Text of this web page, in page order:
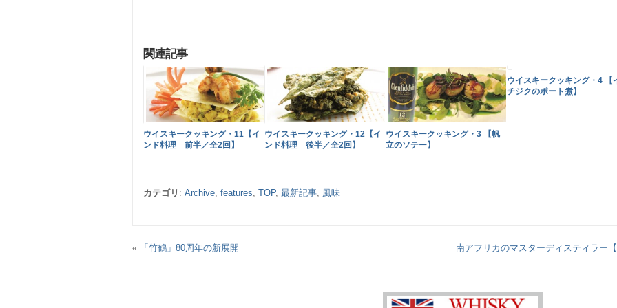
関連記事
ウイスキークッキング・11【イ
ンド料理 前半／全2回】
ウイスキークッキング・12【イ
ンド料理 後半／全2回】
ウイスキークッキング・3 【帆
立のソテー】
ウイスキークッキング・4 【
チジクのポート煮】
カテゴリ : Archive, features, TOP, 最新記事, 風味
« 「竹鶴」80周年の新展開 南アフリカのマスターディスティラー【